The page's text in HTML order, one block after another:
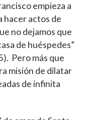
empieza a
hacer actos de
no dejamos que
de huéspedes”
Pero más que
misión de dilatar
de infinita